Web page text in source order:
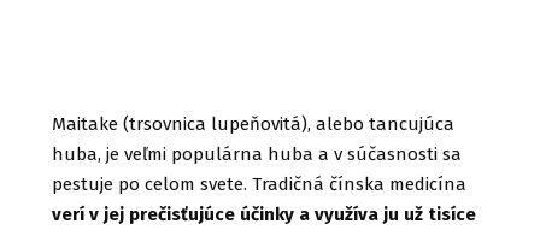
Maitake (trsovnica lupeňovitá), alebo tancujúca
huba, je veľmi populárna huba a v súčasnosti sa
pestuje po celom svete. Tradičná čínska medicína
verí v jej prečisťujúce účinky a využíva ju už tisíce